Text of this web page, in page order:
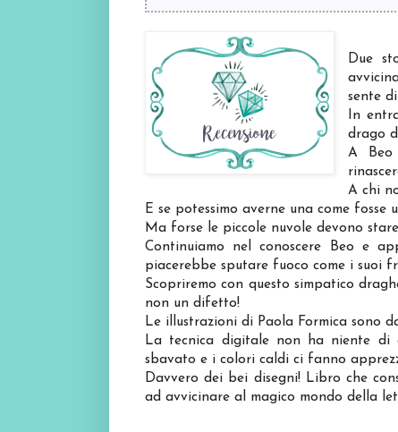
Due
sente
In
drago
A Beo
A chi
E se potessimo averne una come fosse
Ma forse le piccole nuvole devono
Continuiamo nel conoscere Beo e
piacerebbe sputare fuoco come i suoi
Scopriremo con questo simpatico
non un difetto!
Le illustrazioni di Paola Formica sono
La tecnica digitale non ha niente di
sbavato e i colori caldi ci fanno
Davvero dei bei disegni! Libro che
ad avvicinare al magico mondo della